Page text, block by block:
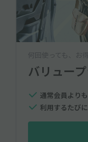
何回使っても、お
バリュー
通常会員より
利用するたび